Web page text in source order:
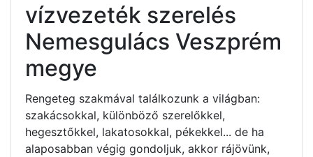
vízvezeték szerelés
Nemesgulács Veszprém
megye
Rengeteg szakmával találkozunk a világban:
szakácsokkal, különböző szerelőkkel,
hegesztőkkel, lakatosokkal, pékekkel... de ha
alaposabban végig gondoljuk, akkor rájövünk,